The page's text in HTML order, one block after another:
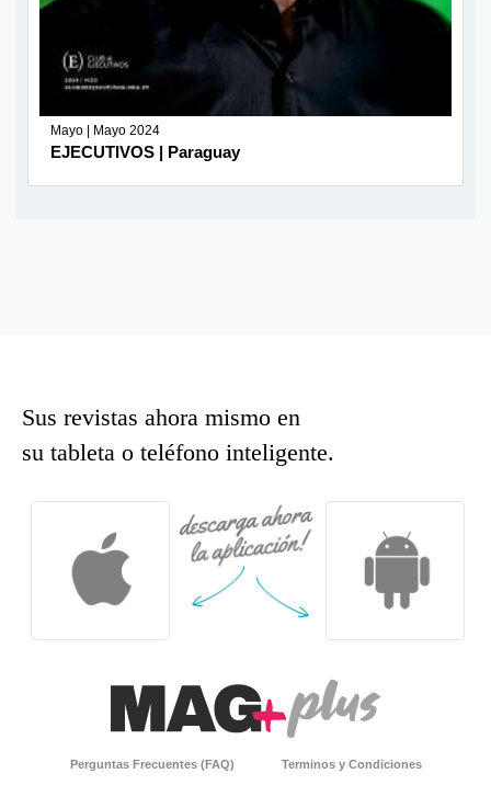
Mayo | Mayo 2024
EJECUTIVOS | Paraguay
Sus revistas ahora mismo en
su tableta o teléfono inteligente.
Perguntas Frecuentes (FAQ) Terminos y Condiciones